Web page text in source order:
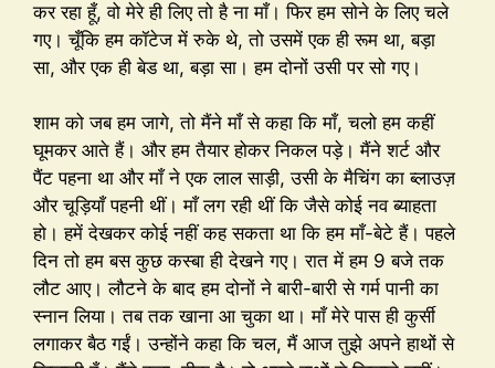
कर रहा हूँ, वो मेरे ही लिए तो है ना माँ। फिर हम सोने के लिए चले
गए। चूँकि हम कॉटेज में रुके थे, तो उसमें एक ही रूम था, बड़ा
सा, और एक ही बेड था, बड़ा सा। हम दोनों उसी पर सो गए।
शाम को जब हम जागे, तो मैंने माँ से कहा कि माँ, चलो हम कहीं
घूमकर आते हैं। और हम तैयार होकर निकल पड़े। मैंने शर्ट और
पैंट पहना था और माँ ने एक लाल साड़ी, उसी के मैचिंग का ब्लाउज़
और चूड़ियाँ पहनी थीं। माँ लग रही थीं कि जैसे कोई नव ब्याहता
हो। हमें देखकर कोई नहीं कह सकता था कि हम माँ-बेटे हैं। पहले
दिन तो हम बस कुछ कस्बा ही देखने गए। रात में हम 9 बजे तक
लौट आए। लौटने के बाद हम दोनों ने बारी-बारी से गर्म पानी का
स्नान लिया। तब तक खाना आ चुका था। माँ मेरे पास ही कुर्सी
लगाकर बैठ गईं। उन्होंने कहा कि चल, मैं आज तुझे अपने हाथों से